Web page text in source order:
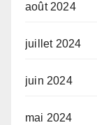
août 2024
juillet 2024
juin 2024
mai 2024